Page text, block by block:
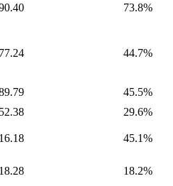
73.8%
44.7%
45.5%
29.6%
45.1%
18.2%